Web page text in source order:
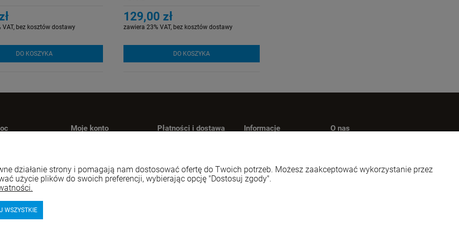
VAT, bez kosztów dostawy
DO KOSZYKA
129,00 zł
zawiera 23% VAT, bez kosztów dostawy
DO KOSZYKA
Moje konto
Przechowalnia
Płatności i dostawa
Czas realizacji
zamówienia
Informacje O nas
Nagrody i wyróżnienia
działanie strony i pomagają nam dostosować ofertę do Twoich potrzeb. Możesz zaakceptować wykorzystanie przez
użycie plików do swoich preferencji, wybierając opcję "Dostosuj zgody".
WSZYSTKIE